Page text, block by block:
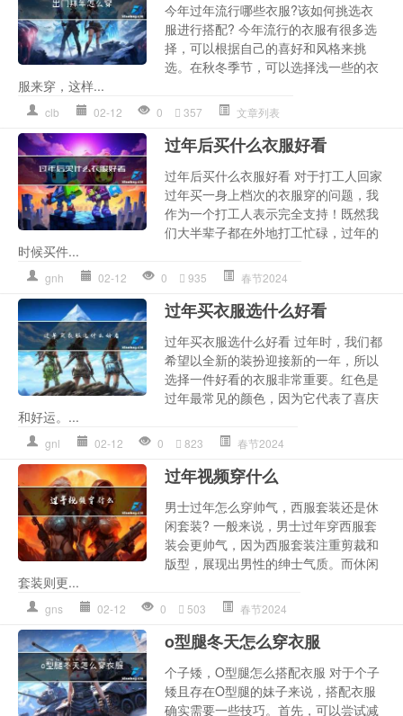
今年过年流行哪些衣服?该如何挑选衣
服进行搭配? 今年流行的衣服有很多选
择，可以根据自己的喜好和风格来挑
选。在秋冬季节，可以选择浅一些的衣
服来穿，这样...
clb 02-12 0 357 文章列表
过年后买什么衣服好看
过年后买什么衣服好看 对于打工人回家
过年买一身上档次的衣服穿的问题，我
作为一个打工人表示完全支持！既然我
们大半辈子都在外地打工忙碌，过年的
时候买件...
gnh 02-12 0 935 春节2024
过年买衣服选什么好看
过年买衣服选什么好看 过年时，我们都
希望以全新的装扮迎接新的一年，所以
选择一件好看的衣服非常重要。红色是
过年最常见的颜色，因为它代表了喜庆
和好运。...
gnl 02-12 0 823 春节2024
过年视频穿什么
男士过年怎么穿帅气，西服套装还是休
闲套装? 一般来说，男士过年穿西服套
装会更帅气，因为西服套装注重剪裁和
版型，展现出男性的绅士气质。而休闲
套装则更...
gns 02-12 0 503 春节2024
o型腿冬天怎么穿衣服
个子矮，O型腿怎么搭配衣服 对于个子
矮且存在O型腿的妹子来说，搭配衣服
确实需要一些技巧。首先，可以尝试减